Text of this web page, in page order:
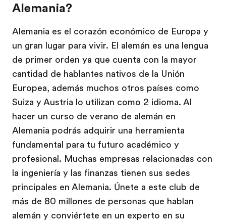
Alemania?
Alemania es el corazón económico de Europa y
un gran lugar para vivir. El alemán es una lengua
de primer orden ya que cuenta con la mayor
cantidad de hablantes nativos de la Unión
Europea, además muchos otros países como
Suiza y Austria lo utilizan como 2 idioma. Al
hacer un curso de verano de alemán en
Alemania podrás adquirir una herramienta
fundamental para tu futuro académico y
profesional. Muchas empresas relacionadas con
la ingeniería y las finanzas tienen sus sedes
principales en Alemania. Únete a este club de
más de 80 millones de personas que hablan
alemán y conviértete en un experto en su